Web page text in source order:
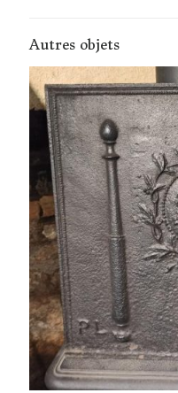
Autres objets